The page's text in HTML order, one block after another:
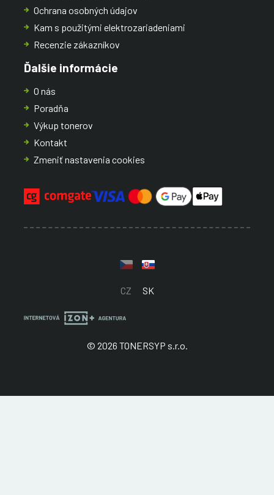
Ochrana osobných údajov
Kam s použitými elektrozariadeniami
Recenzie zákazníkov
Ďalšie informácie
O nás
Poradňa
Výkup tonerov
Kontakt
Zmeniť nastavenia cookies
CZ SK
© 2026 TONERSYP s.r.o.